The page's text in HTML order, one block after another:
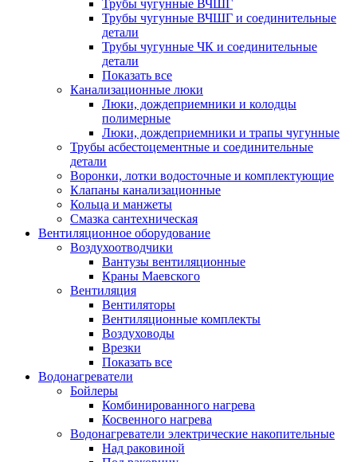
Трубы чугунные ВЧШГ
Трубы чугунные ВЧШГ и соединительные
детали
Трубы чугунные ЧК и соединительные
детали
Показать все
Канализационные люки
Люки, дождеприемники и колодцы
полимерные
Люки, дождеприемники и трапы чугунные
Трубы асбестоцементные и соединительные
детали
Воронки, лотки водосточные и комплектующие
Клапаны канализационные
Кольца и манжеты
Смазка сантехническая
Вентиляционное оборудование
Воздухоотводчики
Вантузы вентиляционные
Краны Маевского
Вентиляция
Вентиляторы
Вентиляционные комплекты
Воздуховоды
Врезки
Показать все
Водонагреватели
Бойлеры
Комбинированного нагрева
Косвенного нагрева
Водонагреватели электрические накопительные
Над раковиной